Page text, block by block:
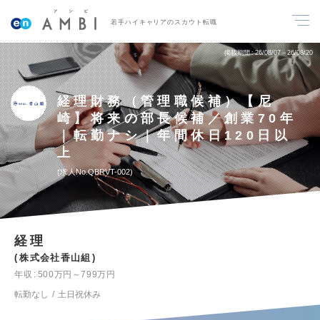
若手ハイキャリアのスカウト転職
掲載期間 26/08/07～26/08/20
経理財務（管理職候補）【尼
崎】将来の部長候補／創業70年
｜転勤ナシ｜年間休日120日以
上
求人No.QBRVT-002
経理
株式会社香山組
年収
500万円～799万円
転勤なし
土日祝休み